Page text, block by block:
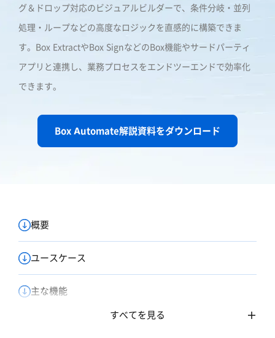
グ＆ドロップ対応のビジュアルビルダーで、条件分岐・並列
処理・ループなどの高度なロジックを直感的に構築できま
す。 Box ExtractやBox SignなどのBox機能やサードパーティ
アプリと連携し、業務プロセスをエンドツーエンドで効率化
できます。
Box Automate解説資料をダウンロード
概要
ユースケース
主な機能
すべてを見る